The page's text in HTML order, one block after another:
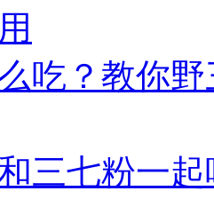
吃？教你
三七粉一